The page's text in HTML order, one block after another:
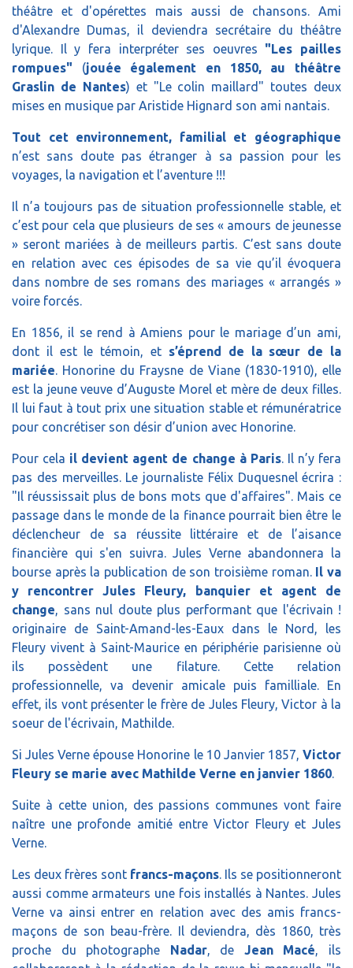
théâtre et d'opérettes mais aussi de chansons. Ami
d'Alexandre Dumas, il deviendra secrétaire du théâtre
lyrique. Il y fera interpréter ses oeuvres "Les pailles
rompues" (jouée également en 1850, au théâtre
Graslin de Nantes) et "Le colin maillard" toutes deux
mises en musique par Aristide Hignard son ami nantais.
Tout cet environnement, familial et géographique
n’est sans doute pas étranger à sa passion pour les
voyages, la navigation et l’aventure !!!
Il n’a toujours pas de situation professionnelle stable, et
c’est pour cela que plusieurs de ses « amours de jeunesse
» seront mariées à de meilleurs partis. C’est sans doute
en relation avec ces épisodes de sa vie qu’il évoquera
dans nombre de ses romans des mariages « arrangés »
voire forcés.
En 1856, il se rend à Amiens pour le mariage d’un ami,
dont il est le témoin, et s’éprend de la sœur de la
mariée. Honorine du Fraysne de Viane (1830-1910), elle
est la jeune veuve d’Auguste Morel et mère de deux filles.
Il lui faut à tout prix une situation stable et rémunératrice
pour concrétiser son désir d’union avec Honorine.
Pour cela il devient agent de change à Paris. Il n’y fera
pas des merveilles. Le journaliste Félix Duquesnel écrira :
"Il réussissait plus de bons mots que d'affaires". Mais ce
passage dans le monde de la finance pourrait bien être le
déclencheur de sa réussite littéraire et de l’aisance
financière qui s'en suivra. Jules Verne abandonnera la
bourse après la publication de son troisième roman. Il va
y rencontrer Jules Fleury, banquier et agent de
change, sans nul doute plus performant que l'écrivain !
originaire de Saint-Amand-les-Eaux dans le Nord, les
Fleury vivent à Saint-Maurice en périphérie parisienne où
ils possèdent une filature. Cette relation
professionnelle, va devenir amicale puis familliale. En
effet, ils vont présenter le frère de Jules Fleury, Victor à la
soeur de l'écrivain, Mathilde.
Si Jules Verne épouse Honorine le 10 Janvier 1857, Victor
Fleury se marie avec Mathilde Verne en janvier 1860.
Suite à cette union, des passions communes vont faire
naître une profonde amitié entre Victor Fleury et Jules
Verne.
Les deux frères sont francs-maçons. Ils se positionneront
aussi comme armateurs une fois installés à Nantes. Jules
Verne va ainsi entrer en relation avec des amis francs-
maçons de son beau-frère. Il deviendra, dès 1860, très
proche du photographe Nadar, de Jean Macé, ils